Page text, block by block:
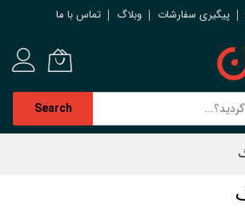
پیگیری سفارشات وبلاگ تماس با ما
Search